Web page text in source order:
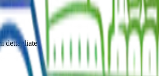
dettagliate.